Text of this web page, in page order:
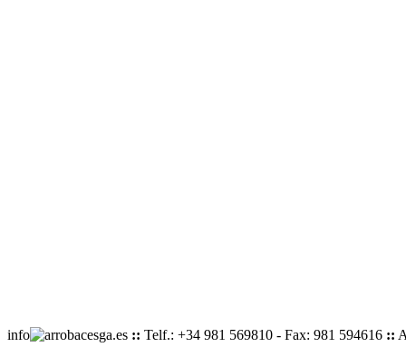
info cesga.es :: Telf.: +34 981 569810 - Fax: 981 594616 ::